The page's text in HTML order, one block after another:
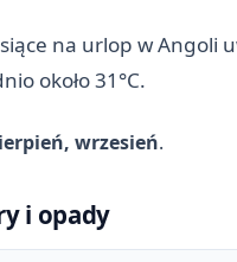
na urlop w Angoli
około 31°C.
wrzesień.
i opady